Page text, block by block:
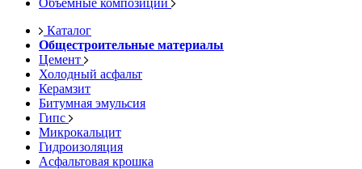
Объемные композиции
Каталог
Общестроительные материалы
Цемент
Холодный асфальт
Керамзит
Битумная эмульсия
Гипс
Микрокальцит
Гидроизоляция
Асфальтовая крошка